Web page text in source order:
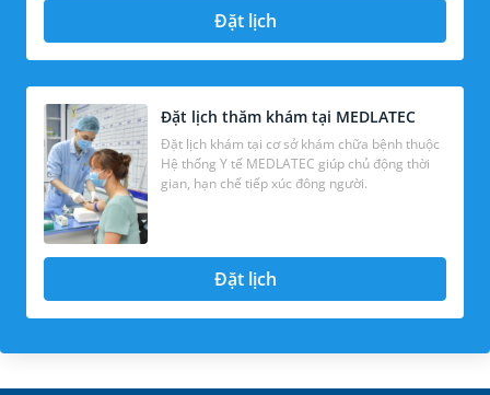
Đặt lịch
Đặt lịch thăm khám tại MEDLATEC
Đặt lịch khám tại cơ sở khám chữa bệnh thuộc
Hệ thống Y tế MEDLATEC giúp chủ động thời
gian, hạn chế tiếp xúc đông người.
Đặt lịch